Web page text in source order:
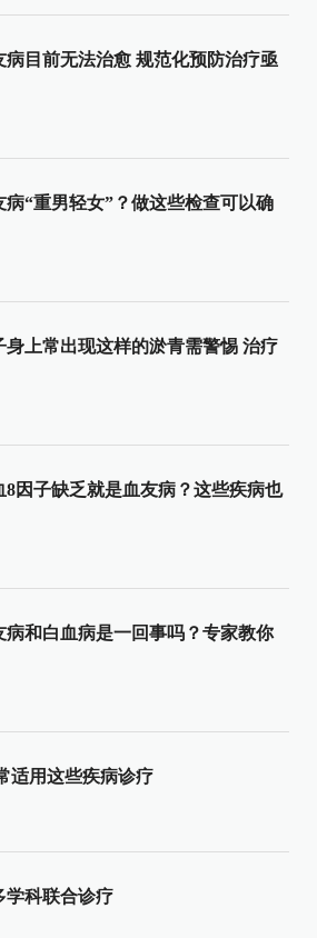
病目前无法治愈 规范化预防治疗亟
病“重男轻女”？做这些检查可以确
身上常出现这样的淤青需警惕 治疗
8因子缺乏就是血友病？这些疾病也
病和白血病是一回事吗？专家教你
适用这些疾病诊疗
学科联合诊疗